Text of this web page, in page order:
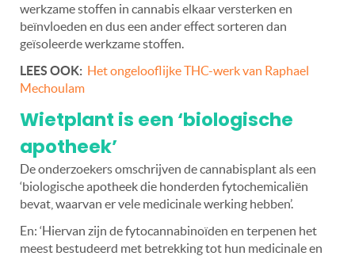
werkzame stoffen in cannabis elkaar versterken en
beïnvloeden en dus een ander effect sorteren dan
geïsoleerde werkzame stoffen.
LEES OOK: Het ongelooflijke THC-werk van Raphael
Mechoulam
Wietplant is een ‘biologische
apotheek’
De onderzoekers omschrijven de cannabisplant als een
‘biologische apotheek die honderden fytochemicaliën
bevat, waarvan er vele medicinale werking hebben’.
En: ‘Hiervan zijn de fytocannabinoïden en terpenen het
meest bestudeerd met betrekking tot hun medicinale en